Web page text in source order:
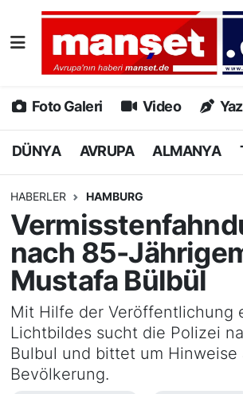
Foto Galeri Video
DÜNYA AVRUPA ALMANYA
HABERLER HAMBURG
nach 85-
Mustafa Bülbül
Mit Hilfe der Veröffentlichung
Lichtbildes sucht die Polizei
Bulbul und bittet um Hinweise
Bevölkerung.
DÜNYA
AVRUPA
ALMANYA
HAMBURG
SPOR
DEUTSCH
EKONOMİ
SİYASET
Nöbetçi Eczaneler
Hava Durumu
Namaz Vakitleri
Puan Durumu ve Fikstür
Tüm Manşetler
Son Dakika Haberleri
Haber Arşivi